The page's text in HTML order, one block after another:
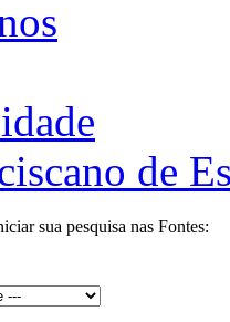
de
sua pesquisa nas Fontes: